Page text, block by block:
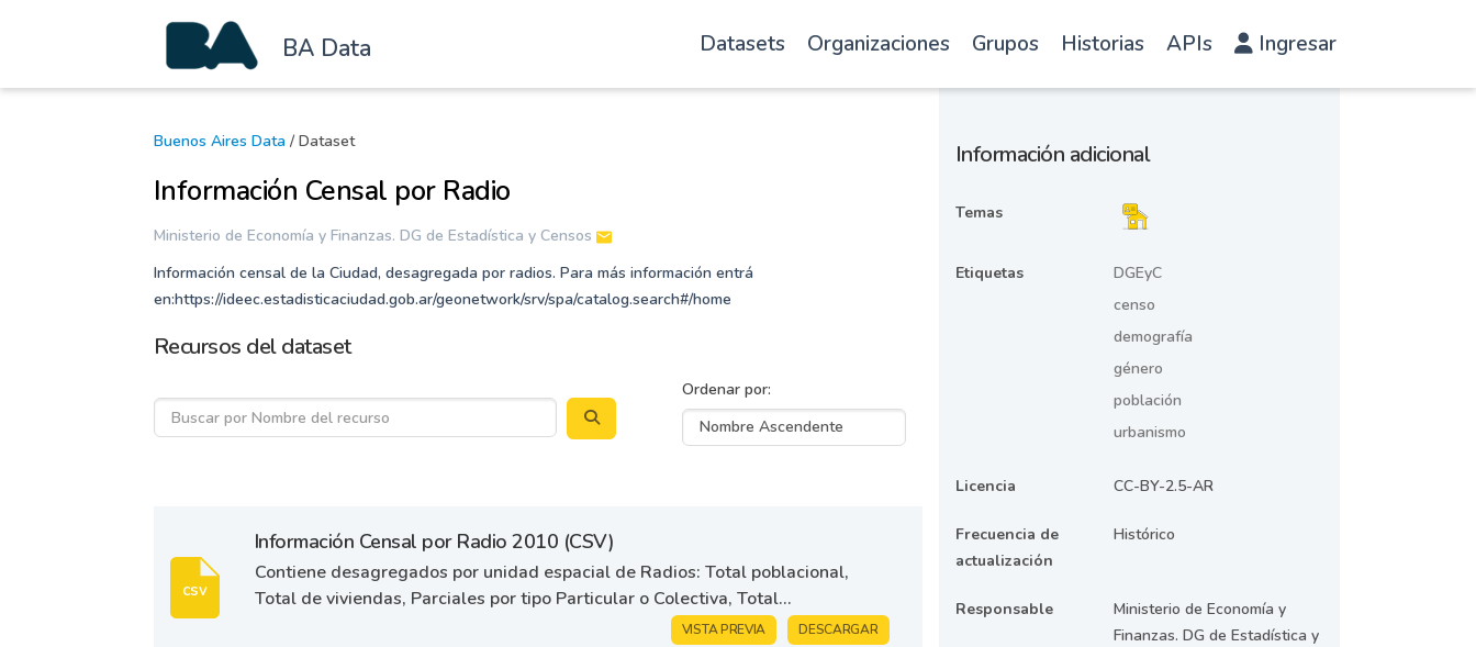
BA Data Datasets Organizaciones Grupos Historias APIs Ingresar
Buenos Aires Data/ Dataset
Información Censal por Radio
Ministerio de Economía y Finanzas. DG de Estadística y Censos
Información censal de la Ciudad, desagregada por radios. Para más información entrá
en:https://ideec.estadisticaciudad.gob.ar/geonetwork/srv/spa/catalog.search#/home
Recursos del dataset
Ordenar por
DESCARGAR
VISTA PREVIA
Información Censal por Radio 2010 (CSV)
Contiene desagregados por unidad espacial de Radios: Total poblacional,
Total de viviendas, Parciales por tipo Particular o Colectiva, Total...
csv
Información adicional
Temas
Etiquetas
DGEyC
censo
demografía
género
población
urbanismo
Licencia CC-BY-2.5-AR
Frecuencia de
actualización
Histórico
Responsable
Ministerio de Economía y
Finanzas. DG de Estadística y